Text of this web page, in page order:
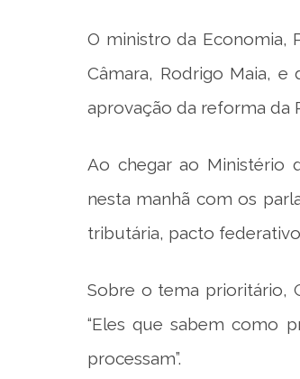
O ministro da Economia,
Câmara, Rodrigo Maia,
aprovação da reforma da
Ao chegar ao Ministério
nesta manhã com os
tributária, pacto
Sobre o tema prioritário,
“Eles que sabem como
processam”.